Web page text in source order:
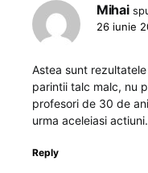
Mihai
26 iunie
Astea sunt
parintii talc malc, nu
profesori de 30 de
urma aceleiasi
Reply